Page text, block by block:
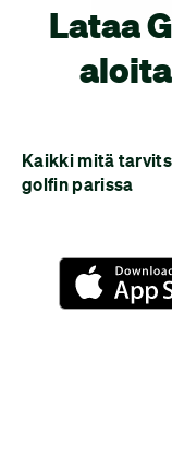
Lataa
Kaikki mitä
golfin parissa